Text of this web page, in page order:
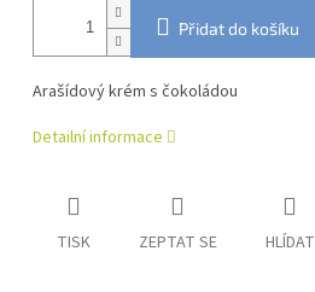
Přidat do košíku
Arašídový krém s čokoládou
Detailní informace
TISK ZEPTAT SE HLÍDAT